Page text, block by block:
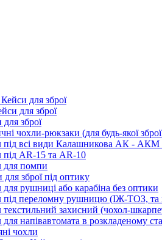
для зброї
зброї
чохли-рюкзаки (для будь-якої
під всі види Калашникова АК -
під AR-15 та AR-10
для помпи
для зброї під оптику
для рушниці або карабіна без оптики
під переломну рушницю (ІЖ-ТОЗ, та
текстильний захисний (чохол-
для напівавтомата в розкладеному
чохли